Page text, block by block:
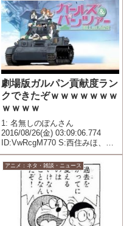
劇場版ガルパン貢献度ラン
クできたぞｗｗｗｗｗｗｗ
ｗｗｗｗ
1: 名無しのぽんさん
2016/08/26(金) 03:09:06.774
ID:VwRcgM770 S:西住みほ、西
住まほ A:安斎、ミカ B:西絹代、
エリカス、ナオミ、ダージリ
ン、ローズヒップ C:うさぎ、ア
ヒル、レオポン、カチューシ...
アニメ：ネタ・雑談・ニュース